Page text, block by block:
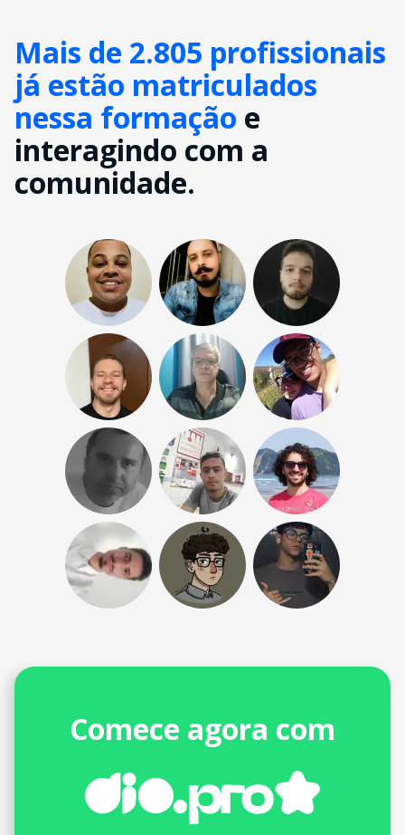
Mais de 2.805 profissionais
já estão matriculados
nessa formação e
interagindo com a
comunidade.
Comece agora com